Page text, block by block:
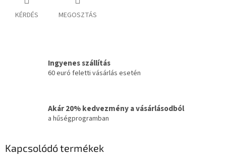
KÉRDÉS MEGOSZTÁS
Ingyenes szállítás
60 euró feletti vásárlás esetén
Akár 20% kedvezmény a vásárlásodból
a hűségprogramban
Kapcsolódó termékek